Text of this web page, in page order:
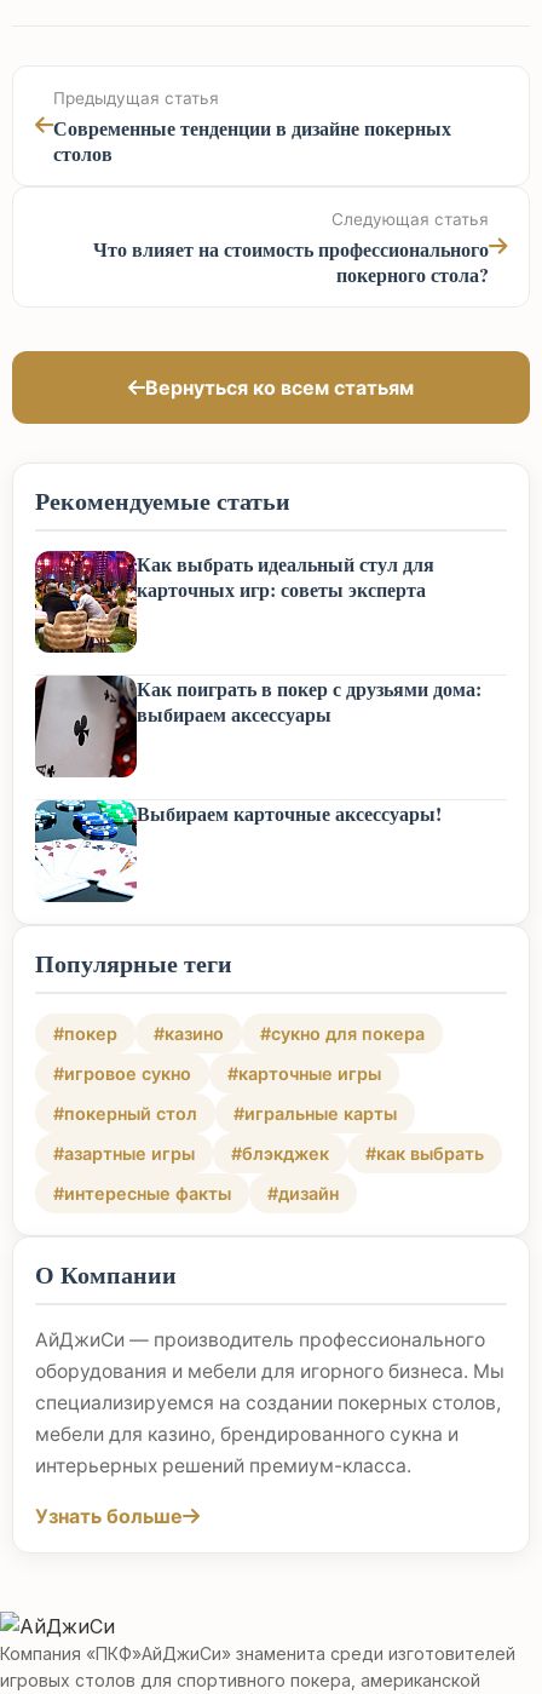
Предыдущая статья
Современные тенденции в дизайне покерных
столов
Следующая статья
Что влияет на стоимость профессионального
покерного стола?
Вернуться ко всем статьям
Рекомендуемые статьи
Как выбрать идеальный стул для
карточных игр: советы эксперта
Как поиграть в покер с друзьями дома:
выбираем аксессуары
Выбираем карточные аксессуары!
Популярные теги
#покер #казино
#сукно для покера
#игровое сукно
#карточные игры
#покерный стол
#игральные карты
#азартные игры
#блэкджек
#как выбрать
#интересные факты
#дизайн
О Компании
АйДжиСи — производитель профессионального
оборудования и мебели для игорного бизнеса. Мы
специализируемся на создании покерных столов,
мебели для казино, брендированного сукна и
интерьерных решений премиум-класса.
Узнать больше
Компания «ПКФ»АйДжиСи» знаменита среди изготовителей
игровых столов для спортивного покера, американской